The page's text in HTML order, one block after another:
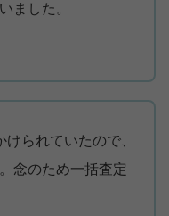
ました。
られていたので、
念のため一括査定